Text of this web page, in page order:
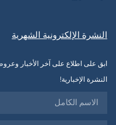
النشرة الإلكترونية الشهرية
ابق على اطلاع على آخر الأخبار
النشرة الإخبارية!